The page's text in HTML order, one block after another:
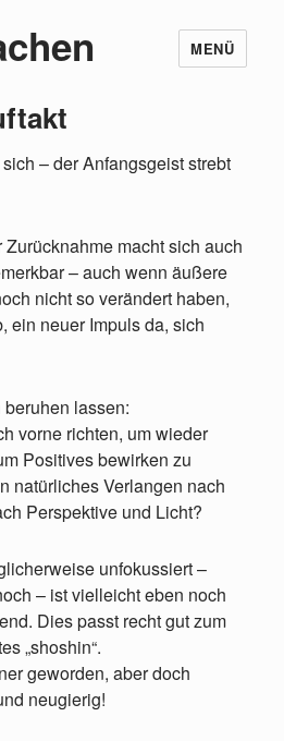
MENÜ
– der Anfangsgeist strebt
macht sich auch
– auch wenn äußere
nicht so verändert haben,
ein neuer Impuls da, sich
lassen:
vorne richten, um wieder
Positives bewirken zu
natürliches Verlangen nach
Perspektive und Licht?
unfokussiert –
– ist vielleicht eben noch
Dies passt recht gut zum
„shoshin“.
geworden, aber doch
neugierig!